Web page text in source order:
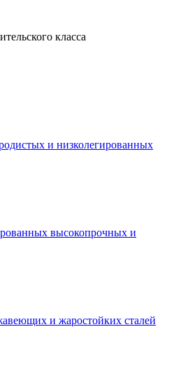
класса
и низколегированных
высокопрочных и
и жаростойких сталей